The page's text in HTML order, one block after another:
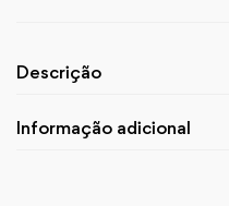
Descrição
Informação adicional